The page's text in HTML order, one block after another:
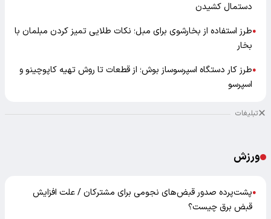
دستمال کشیدن
●طرز استفاده از بخارشوی برای مبل؛ نکات طلایی تمیز کردن مبلمان با
بخار
●طرز کار دستگاه اسپرسوساز بوش؛ از قطعات تا روش تهیه کاپوچینو و
اسپرسو
تبلیغات
ورزش
●پشت‌پرده صدور قبض‌های نجومی برای مشترکان / علت افزایش
قبض برق چیست؟